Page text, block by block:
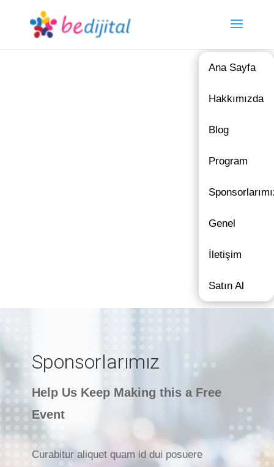
Ana Sayfa
Hakkımızda
Blog
Program
Genel
İletişim
Satın Al
Sponsorlarımız
Help Us Keep Making this a Free
Event
Curabitur aliquet quam id dui posuere